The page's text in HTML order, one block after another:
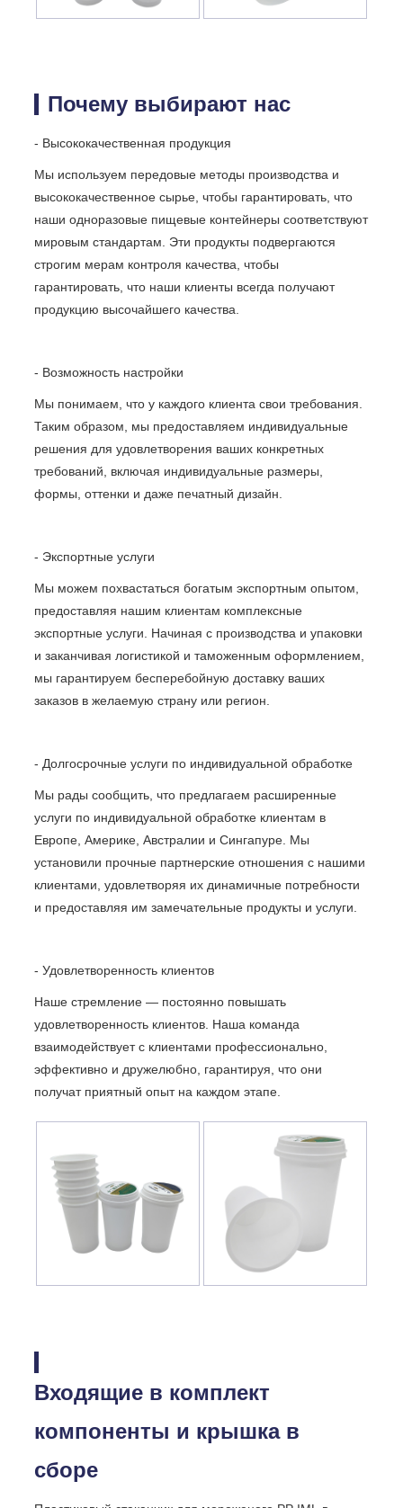
Почему выбирают нас
- Высококачественная продукция
Мы используем передовые методы производства и
высококачественное сырье, чтобы гарантировать, что
наши одноразовые пищевые контейнеры соответствуют
мировым стандартам. Эти продукты подвергаются
строгим мерам контроля качества, чтобы
гарантировать, что наши клиенты всегда получают
продукцию высочайшего качества.
- Возможность настройки
Мы понимаем, что у каждого клиента свои требования.
Таким образом, мы предоставляем индивидуальные
решения для удовлетворения ваших конкретных
требований, включая индивидуальные размеры,
формы, оттенки и даже печатный дизайн.
- Экспортные услуги
Мы можем похвастаться богатым экспортным опытом,
предоставляя нашим клиентам комплексные
экспортные услуги. Начиная с производства и упаковки
и заканчивая логистикой и таможенным оформлением,
мы гарантируем бесперебойную доставку ваших
заказов в желаемую страну или регион.
- Долгосрочные услуги по индивидуальной обработке
Мы рады сообщить, что предлагаем расширенные
услуги по индивидуальной обработке клиентам в
Европе, Америке, Австралии и Сингапуре. Мы
установили прочные партнерские отношения с нашими
клиентами, удовлетворяя их динамичные потребности
и предоставляя им замечательные продукты и услуги.
- Удовлетворенность клиентов
Наше стремление — постоянно повышать
удовлетворенность клиентов. Наша команда
взаимодействует с клиентами профессионально,
эффективно и дружелюбно, гарантируя, что они
получат приятный опыт на каждом этапе.
Входящие в комплект
компоненты и крышка в
сборе